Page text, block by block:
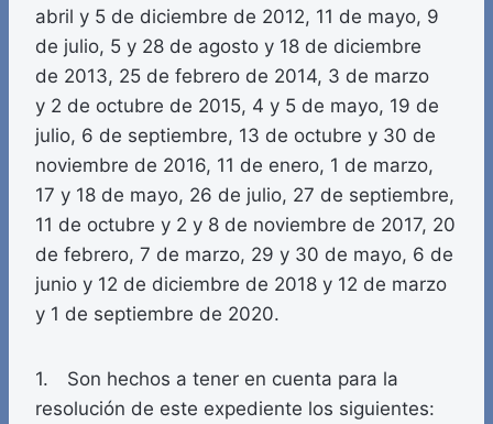
abril y 5 de diciembre de 2012, 11 de mayo, 9
de julio, 5 y 28 de agosto y 18 de diciembre
de 2013, 25 de febrero de 2014, 3 de marzo
y 2 de octubre de 2015, 4 y 5 de mayo, 19 de
julio, 6 de septiembre, 13 de octubre y 30 de
noviembre de 2016, 11 de enero, 1 de marzo,
17 y 18 de mayo, 26 de julio, 27 de septiembre,
11 de octubre y 2 y 8 de noviembre de 2017, 20
de febrero, 7 de marzo, 29 y 30 de mayo, 6 de
junio y 12 de diciembre de 2018 y 12 de marzo
y 1 de septiembre de 2020.
1. Son hechos a tener en cuenta para la
resolución de este expediente los siguientes: